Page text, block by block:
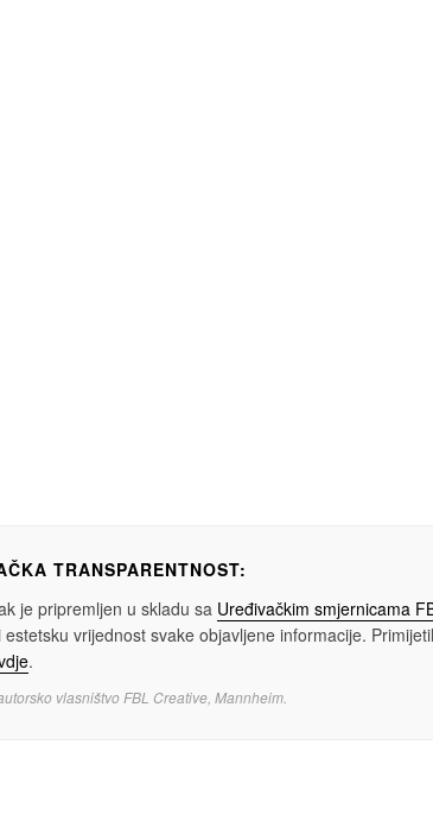
TRANSPARENTNOST:
je pripremljen u skladu sa Uređivačkim smjernicama
vrijednost svake objavljene informacije.
.
vlasništvo FBL Creative, Mannheim.